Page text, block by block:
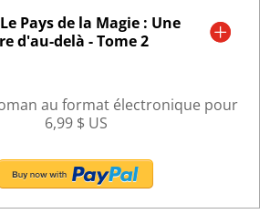
Pays de la Magie : Une
d'au-delà - Tome 2
au format électronique pour
6,99 $ US